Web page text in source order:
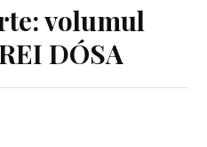
volumul
DÓSA